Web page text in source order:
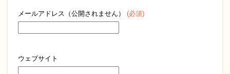
メールアドレス（公開されません） (必須)
ウェブサイト